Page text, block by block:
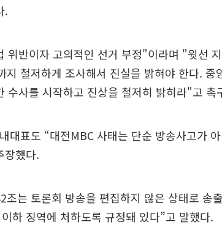
.
위반이자 고의적인 선거 부정"이라며 "윗선
지 철저하게 조사해서 진실을 밝혀야 한다. 중
수사를 시작하고 진상을 철저히 밝히라"고 촉
대표도 “대전MBC 사태는 단순 방송사고가
장했다.
조는 토론회 방송을 편집하지 않은 상태로 송
하 징역에 처하도록 규정돼 있다”고 말했다.